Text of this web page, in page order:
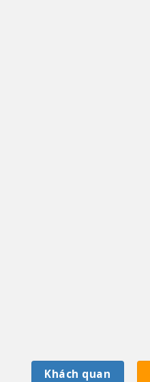
Khách quan